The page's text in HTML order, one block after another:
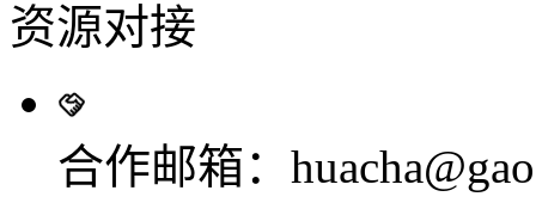
资源对接
合作邮箱：